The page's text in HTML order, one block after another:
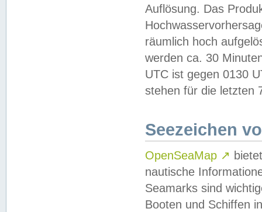
Auflösung. Das
räumlich hoch
werden ca. 30
UTC ist gegen 0130
stehen für die letzten
Seezeichen
OpenSeaMap ↗
nautische
Seamarks sind
Booten und Schiffen